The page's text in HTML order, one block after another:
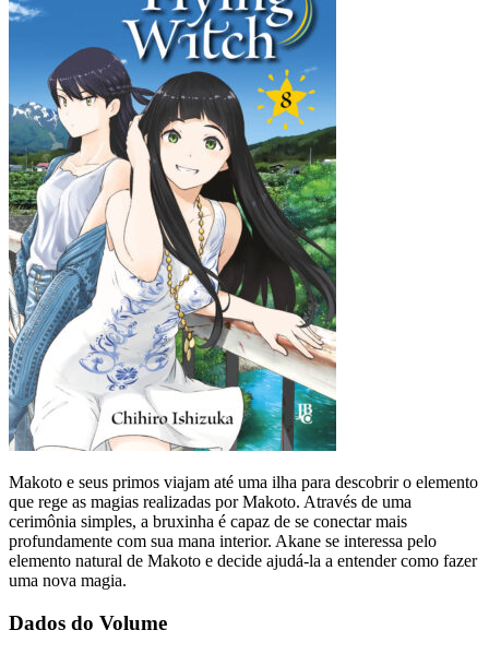
Makoto e seus primos viajam até uma ilha para descobrir o elemento
que rege as magias realizadas por Makoto. Através de uma
cerimônia simples, a bruxinha é capaz de se conectar mais
profundamente com sua mana interior. Akane se interessa pelo
elemento natural de Makoto e decide ajudá-la a entender como fazer
uma nova magia.
Dados do Volume